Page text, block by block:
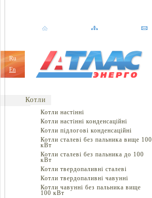
Ru
En
Котли
Котли настінні
Котли настінні конденсаційні
Котли підлогові конденсаційні
Котли сталеві без пальника вище 100
кВт
Котли сталеві без пальника до 100
кВт
Котли твердопаливні сталеві
Котли твердопаливні чавунні
Котли чавунні без пальника вище
100 кВт